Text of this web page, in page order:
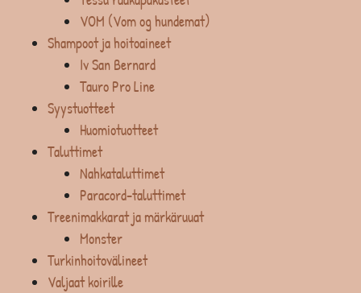
VOM (Vom og hundemat)
Shampoot ja hoitoaineet
Iv San Bernard
Tauro Pro Line
Syystuotteet
Huomiotuotteet
Taluttimet
Nahkataluttimet
Paracord-taluttimet
Treenimakkarat ja märkäruuat
Monster
Turkinhoitovälineet
Valjaat koirille